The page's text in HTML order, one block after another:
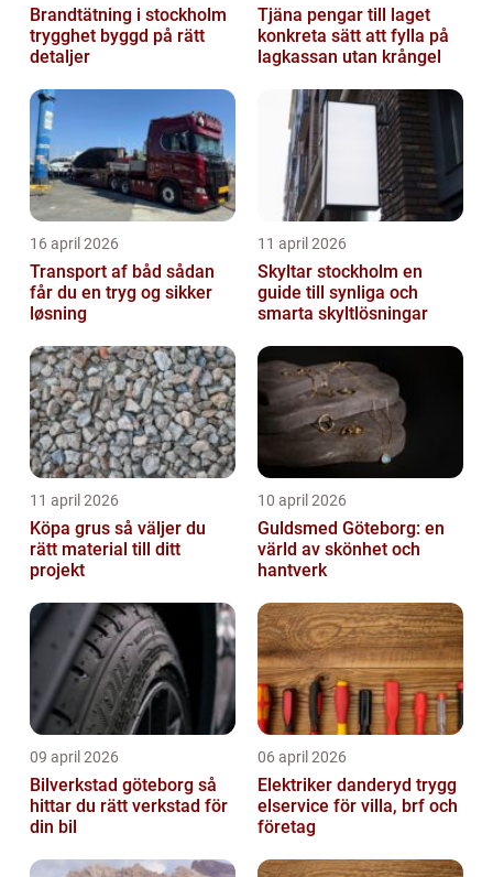
Brandtätning i stockholm
trygghet byggd på rätt
detaljer
Tjäna pengar till laget
konkreta sätt att fylla på
lagkassan utan krångel
16 april 2026
Transport af båd sådan
får du en tryg og sikker
løsning
11 april 2026
Skyltar stockholm en
guide till synliga och
smarta skyltlösningar
11 april 2026
Köpa grus så väljer du
rätt material till ditt
projekt
10 april 2026
Guldsmed Göteborg: en
värld av skönhet och
hantverk
09 april 2026
Bilverkstad göteborg så
hittar du rätt verkstad för
din bil
06 april 2026
Elektriker danderyd trygg
elservice för villa, brf och
företag